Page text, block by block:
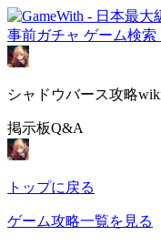
事前ガチャ ゲーム検索
シャドウバース攻略
掲示板Q&A
トップに戻る
ゲーム攻略一覧を見る